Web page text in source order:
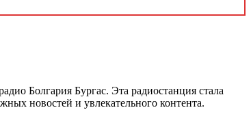
Болгария Бургас. Эта радиостанция стала
новостей и увлекательного контента.